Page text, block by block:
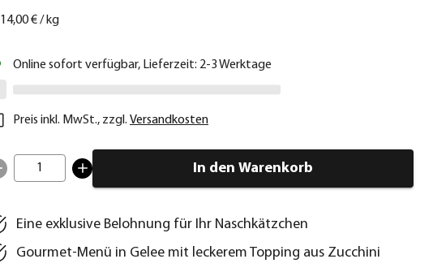
14,00 €/ kg
Online sofort verfügbar, Lieferzeit: 2-3 Werktage
Preis inkl. MwSt., zzgl. Versandkosten
1 In den Warenkorb
Eine exklusive Belohnung für Ihr Naschkätzchen
Gourmet-Menü in Gelee mit leckerem Topping aus Zucchini